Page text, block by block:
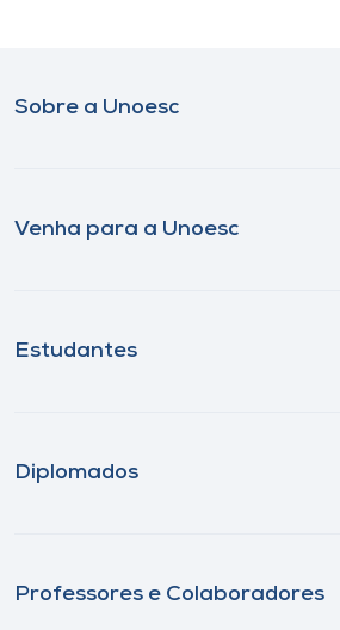
Sobre a Unoesc
Venha para a Unoesc
Estudantes
Diplomados
Professores e Colaboradores